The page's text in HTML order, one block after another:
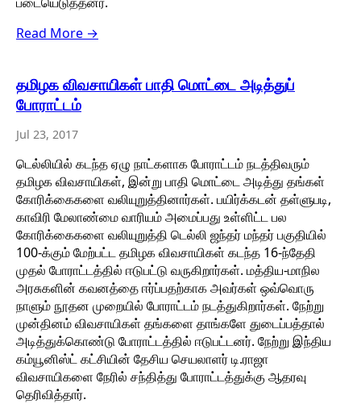
Read More →
தமிழக விவசாயிகள் பாதி மொட்டை அடித்துப்
போராட்டம்
Jul 23, 2017
டெல்லியில் கடந்த ஏழு நாட்களாக போராட்டம் நடத்திவரும்
தமிழக விவசாயிகள், இன்று பாதி மொட்டை அடித்து தங்கள்
கோரிக்கைகளை வலியுறுத்தினார்கள். பயிர்க்கடன் தள்ளுபடி,
காவிரி மேலாண்மை வாரியம் அமைப்பது உள்ளிட்ட பல
கோரிக்கைகளை வலியுறுத்தி டெல்லி ஜந்தர் மந்தர் பகுதியில்
100-க்கும் மேற்பட்ட தமிழக விவசாயிகள் கடந்த 16-ந்தேதி
முதல் போராட்டத்தில் ஈடுபட்டு வருகிறார்கள். மத்திய-மாநில
அரசுகளின் கவனத்தை ஈர்ப்பதற்காக அவர்கள் ஒவ்வொரு
நாளும் நூதன முறையில் போராட்டம் நடத்துகிறார்கள். நேற்று
முன்தினம் விவசாயிகள் தங்களை தாங்களே துடைப்பத்தால்
அடித்துக்கொண்டு போராட்டத்தில் ஈடுபட்டனர். நேற்று இந்திய
கம்யூனிஸ்ட் கட்சியின் தேசிய செயலாளர் டி.ராஜா
விவசாயிகளை நேரில் சந்தித்து போராட்டத்துக்கு ஆதரவு
தெரிவித்தார்.